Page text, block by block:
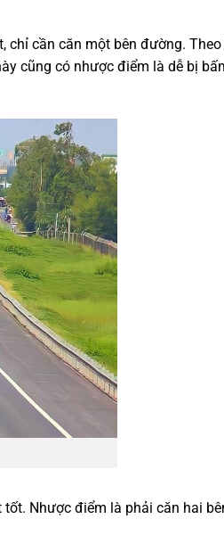
chỉ cần căn một bên đường.
cũng có nhược điểm là dễ bị
Nhược điểm là phải căn hai